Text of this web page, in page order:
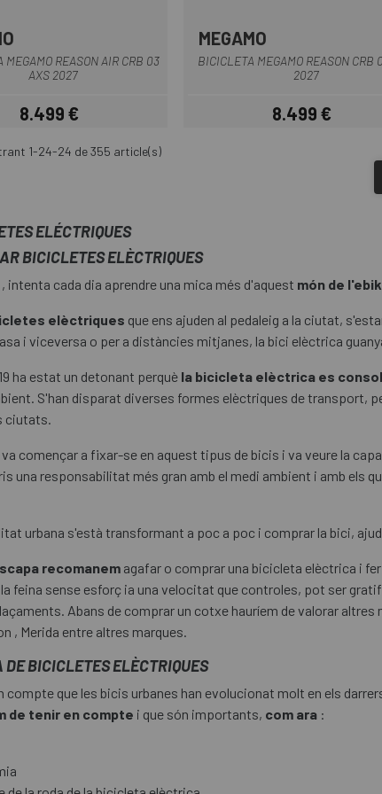
MEGAMO REASON AIR CRB 03
AXS 2027
Preu
8.499 €
MEGAMO
BICICLETA MEGAMO REASON CRB
2027
Preu
8.499 €
1-24-24 de 355 article(s)
ELÉCTRIQUES
BICICLETES ELÈCTRIQUES
, intenta cada dia aprendre una mica més d'aquest món de
elèctriques que ens ajuden al pedaleig a la ciutat,
i viceversa o per a distàncies mitjanes, la bici elèctrica
ha estat un detonant perquè la bicicleta elèctrica es
S'han disparat diverses formes elèctriques de transport,
ciutats.
començar a fixar-se en aquest tipus de bicis i va veure la
una responsabilitat més gran amb el medi ambient i amb els
urbana s'està transformant a poc a poc i comprar la bici,
recomanem agafar o comprar una bicicleta elèctrica i
la feina sense esforç ia una velocitat que controles, pot ser
Abans de comprar un cotxe hauríem de valorar
, Merida entre altres marques.
DE BICICLETES ELÈCTRIQUES
compte que les bicis urbanes han evolucionat molt en els
de tenir en compte i que són importants, com ara :